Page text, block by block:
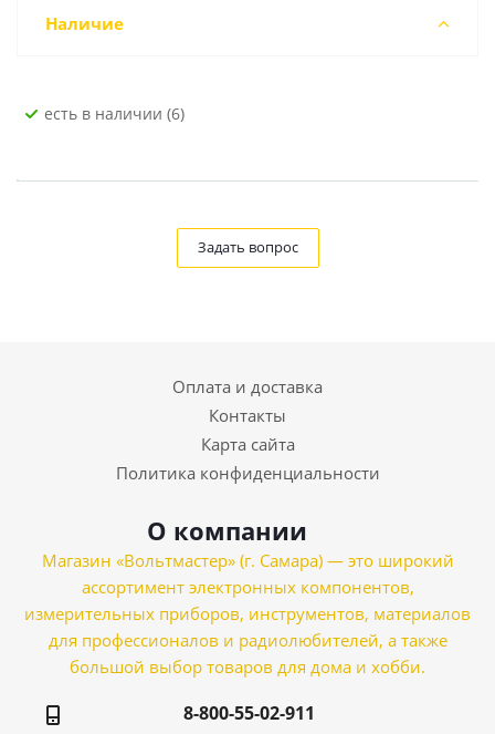
Наличие
Есть в наличии (6)
Задать вопрос
Оплата и доставка
Контакты
Карта сайта
Политика конфиденциальности
О компании
Магазин «Вольтмастер» (г. Самара) — это широкий
ассортимент электронных компонентов,
измерительных приборов, инструментов, материалов
для профессионалов и радиолюбителей, а также
большой выбор товаров для дома и хобби.
8-800-55-02-911